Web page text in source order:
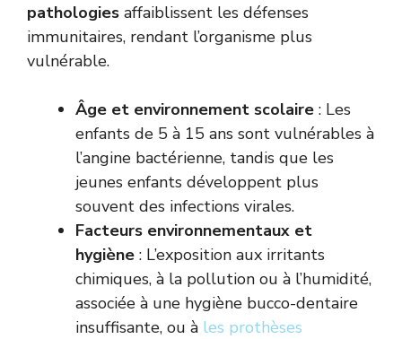
pathologies affaiblissent les défenses
immunitaires, rendant l’organisme plus
vulnérable.
Âge et environnement scolaire : Les
enfants de 5 à 15 ans sont vulnérables à
l’angine bactérienne, tandis que les
jeunes enfants développent plus
souvent des infections virales.
Facteurs environnementaux et
hygiène : L’exposition aux irritants
chimiques, à la pollution ou à l’humidité,
associée à une hygiène bucco-dentaire
insuffisante, ou à les prothèses